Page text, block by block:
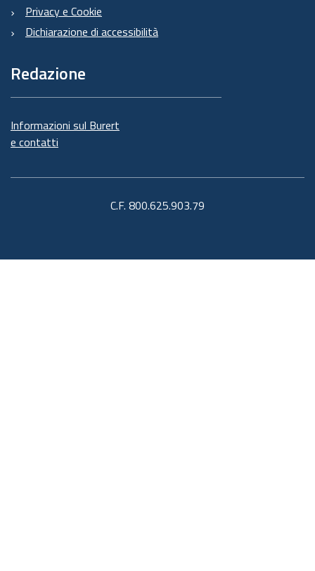
Privacy e Cookie
Dichiarazione di accessibilità
Redazione
Informazioni sul Burert
e contatti
C.F. 800.625.903.79